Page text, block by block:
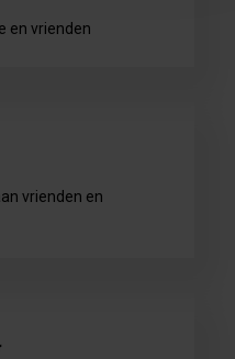
en vrienden
vrienden en